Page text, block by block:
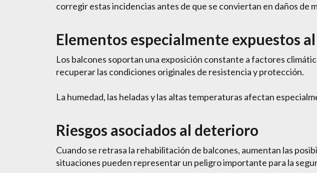
corregir estas incidencias antes de que se conviertan en daños de
Elementos especialmente expuestos
Los balcones soportan una exposición constante a factores
recuperar las condiciones originales de resistencia y protección.
La humedad, las heladas y las altas temperaturas afectan
Riesgos asociados al deterioro
Cuando se retrasa la rehabilitación de balcones, aumentan las
situaciones pueden representar un peligro importante para la